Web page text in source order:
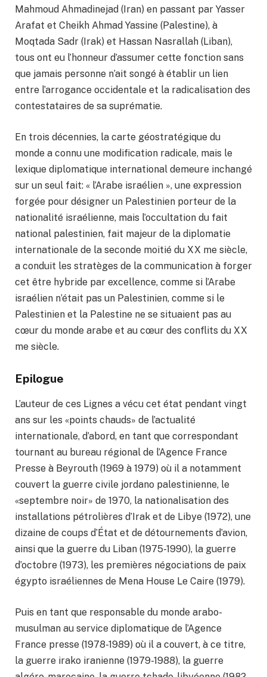
Mahmoud Ahmadinejad (Iran) en passant par Yasser
Arafat et Cheikh Ahmad Yassine (Palestine), à
Moqtada Sadr (Irak) et Hassan Nasrallah (Liban),
tous ont eu l’honneur d’assumer cette fonction sans
que jamais personne n’ait songé à établir un lien
entre l’arrogance occidentale et la radicalisation des
contestataires de sa suprématie.
En trois décennies, la carte géostratégique du
monde a connu une modification radicale, mais le
lexique diplomatique international demeure inchangé
sur un seul fait: « l’Arabe israélien », une expression
forgée pour désigner un Palestinien porteur de la
nationalité israélienne, mais l’occultation du fait
national palestinien, fait majeur de la diplomatie
internationale de la seconde moitié du XX me siècle,
a conduit les stratèges de la communication à forger
cet être hybride par excellence, comme si l’Arabe
israélien n’était pas un Palestinien, comme si le
Palestinien et la Palestine ne se situaient pas au
cœur du monde arabe et au cœur des conflits du XX
me siècle.
Epilogue
L’auteur de ces Lignes a vécu cet état pendant vingt
ans sur les «points chauds» de l’actualité
internationale, d’abord, en tant que correspondant
tournant au bureau régional de l’Agence France
Presse à Beyrouth (1969 à 1979) où il a notamment
couvert la guerre civile jordano palestinienne, le
«septembre noir» de 1970, la nationalisation des
installations pétrolières d’Irak et de Libye (1972), une
dizaine de coups d’État et de détournements d’avion,
ainsi que la guerre du Liban (1975-1990), la guerre
d’octobre (1973), les premières négociations de paix
égypto israéliennes de Mena House Le Caire (1979).
Puis en tant que responsable du monde arabo-
musulman au service diplomatique de l’Agence
France presse (1978-1989) où il a couvert, à ce titre,
la guerre irako iranienne (1979-1988), la guerre